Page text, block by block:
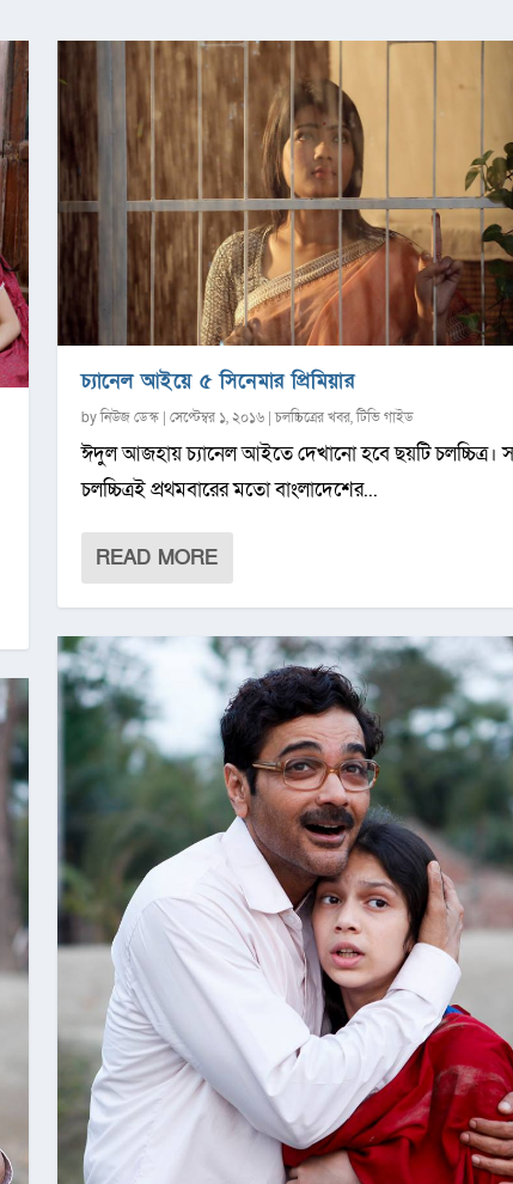
চ্যানেল আইয়ে ৫ সিনেমার প্রিমিয়ার
byনিউজ ডেস্ক| সেপ্টেম্বর ১, ২০১৬|চলচ্চিত্রের খবর,টিভি গাইড
ঈদুল আজহায় চ্যানেল আইতে দেখানো হবে ছয়টি চলচ্চিত্র।
চলচ্চিত্রই প্রথমবারের মতো বাংলাদেশের...
READ MORE